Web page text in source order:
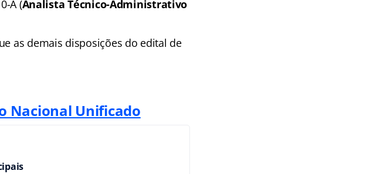
A (Analista Técnico-Administrativo
as demais disposições do edital de
Nacional Unificado